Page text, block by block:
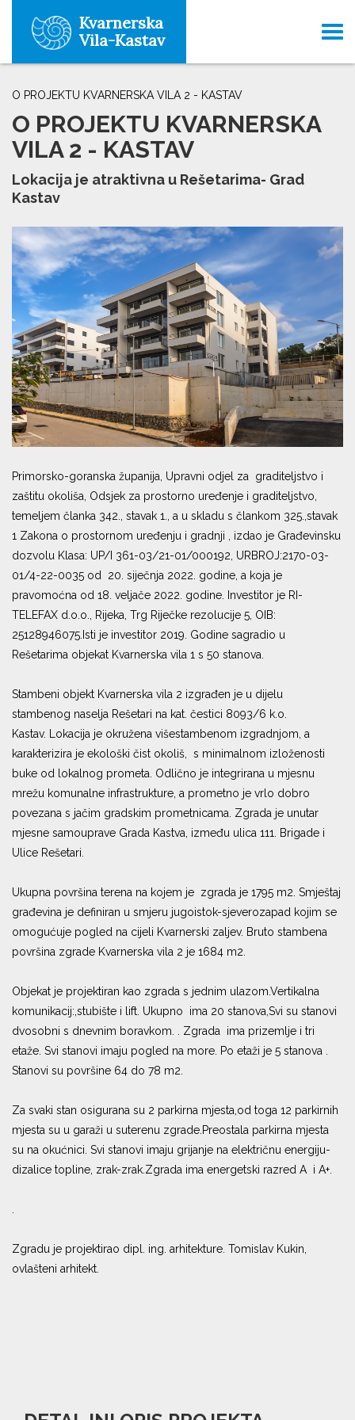
Kvarnerska
Vila-Kastav
O PROJEKTU KVARNERSKA VILA 2 - KASTAV
O PROJEKTU KVARNERSKA
VILA 2 - KASTAV
Lokacija je atraktivna u Rešetarima- Grad
Kastav
Primorsko-goranska županija, Upravni odjel za graditeljstvo i
zaštitu okoliša, Odsjek za prostorno uređenje i graditeljstvo,
temeljem članka 342., stavak 1., a u skladu s člankom 325.,stavak
1 Zakona o prostornom uređenju i gradnji , izdao je Građevinsku
dozvolu Klasa: UP/I 361-03/21-01/000192, URBROJ:2170-03-
01/4-22-0035 od 20. siječnja 2022. godine, a koja je
pravomoćna od 18. veljače 2022. godine. Investitor je RI-
TELEFAX d.o.o., Rijeka, Trg Riječke rezolucije 5, OIB:
25128946075.Isti je investitor 2019. Godine sagradio u
Rešetarima objekat Kvarnerska vila 1 s 50 stanova.
Stambeni objekt Kvarnerska vila 2 izgrađen je u dijelu
stambenog naselja Rešetari na kat. čestici 8093/6 k.o.
Kastav. Lokacija je okružena višestambenom izgradnjom, a
karakterizira je ekološki čist okoliš, s minimalnom izloženosti
buke od lokalnog prometa. Odlično je integrirana u mjesnu
mrežu komunalne infrastrukture, a prometno je vrlo dobro
povezana s jačim gradskim prometnicama. Zgrada je unutar
mjesne samouprave Grada Kastva, između ulica 111. Brigade i
Ulice Rešetari.
Ukupna površina terena na kojem je zgrada je 1795 m2. Smještaj
građevina je definiran u smjeru jugoistok-sjeverozapad kojim se
omogućuje pogled na cijeli Kvarnerski zaljev. Bruto stambena
površina zgrade Kvarnerska vila 2 je 1684 m2.
Objekat je projektiran kao zgrada s jednim ulazom.Vertikalna
komunikacij:,stubište i lift. Ukupno ima 20 stanova,Svi su stanovi
dvosobni s dnevnim boravkom. . Zgrada ima prizemlje i tri
etaže. Svi stanovi imaju pogled na more. Po etaži je 5 stanova .
Stanovi su površine 64 do 78 m2.
Za svaki stan osigurana su 2 parkirna mjesta,od toga 12 parkirnih
mjesta su u garaži u suterenu zgrade.Preostala parkirna mjesta
su na okućnici. Svi stanovi imaju grijanje na električnu energiju-
dizalice topline, zrak-zrak.Zgrada ima energetski razred A i A+.
.
Zgradu je projektirao dipl. ing. arhitekture. Tomislav Kukin,
ovlašteni arhitekt.